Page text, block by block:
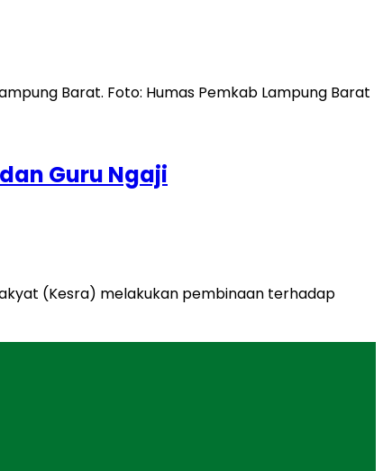
Guru Ngaji
(Kesra) melakukan pembinaan terhadap